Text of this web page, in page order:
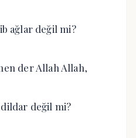
ağlar değil mi?
der Allah Allah,
dildar değil mi?